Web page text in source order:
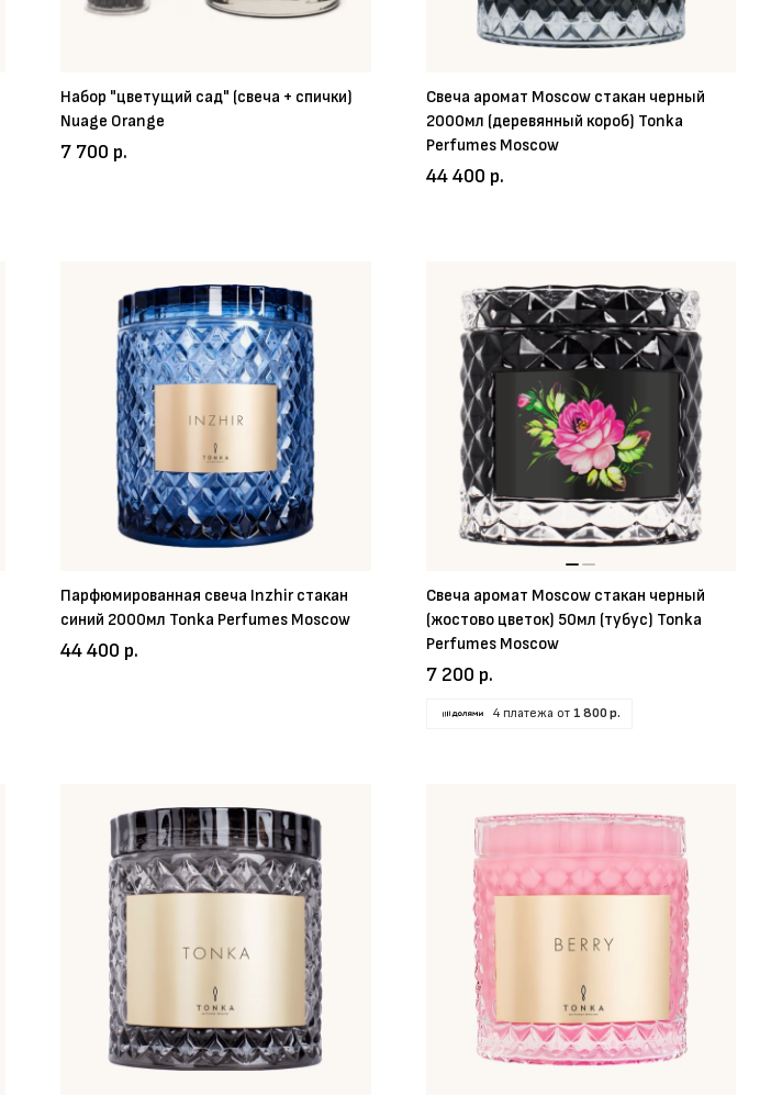
Набор "цветущий сад" (свеча + спички)
Nuage Orange
7 700 р.
Свеча аромат Moscow стакан черный
2000мл (деревянный короб) Tonka
Perfumes Moscow
44 400 р.
Парфюмированная свеча Inzhir стакан
синий 2000мл Tonka Perfumes Moscow
44 400 р.
Свеча аромат Moscow стакан черный
(жостово цветок) 50мл (тубус) Tonka
Perfumes Moscow
7 200 р.
4 платежа от 1 800 р.